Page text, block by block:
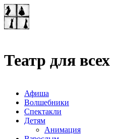
Театр для всех
Афиша
Волшебники
Спектакли
Детям
Анимация